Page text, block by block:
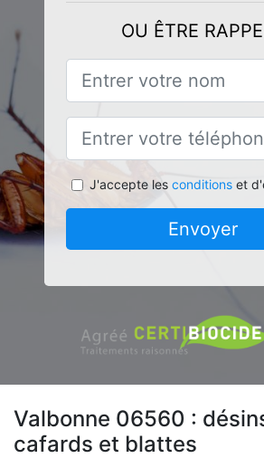
OU ÊTRE
J'accepte les conditionset
Envoyer
Valbonne 06560 :
cafards et blattes